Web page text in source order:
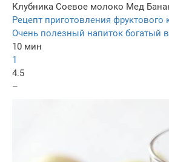
Клубника Соевое молоко Мед
Рецепт приготовления фруктового
Очень полезный напиток богатый
10 мин
1
4.5
–